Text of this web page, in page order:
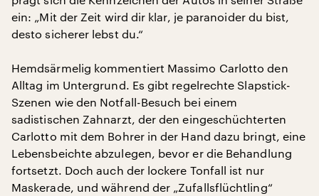
ein: „Mit der Zeit wird dir klar, je paranoider du bist,
desto sicherer lebst du.“
Hemdsärmelig kommentiert Massimo Carlotto den
Alltag im Untergrund. Es gibt regelrechte Slapstick-
Szenen wie den Notfall-Besuch bei einem
sadistischen Zahnarzt, der den eingeschüchterten
Carlotto mit dem Bohrer in der Hand dazu bringt, eine
Lebensbeichte abzulegen, bevor er die Behandlung
fortsetzt. Doch auch der lockere Tonfall ist nur
Maskerade, und während der „Zufallsflüchtling“